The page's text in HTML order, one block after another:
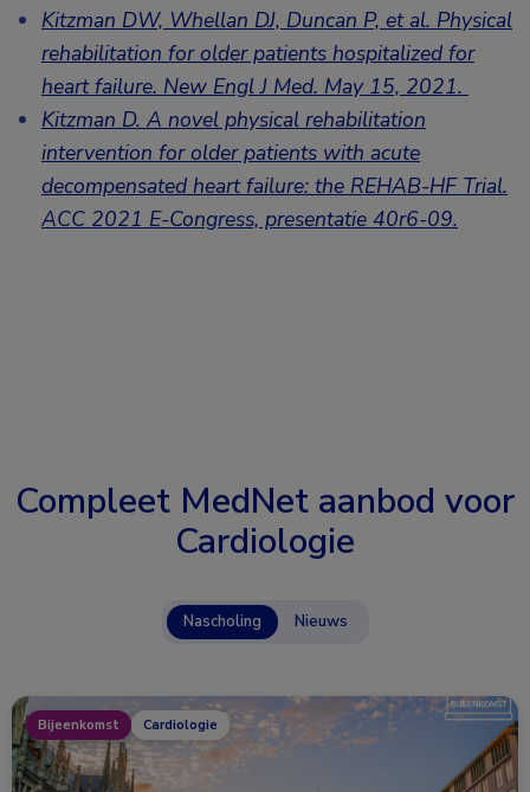
Kitzman DW, Whellan DJ, Duncan P, et al. Physical
rehabilitation for older patients hospitalized for
heart failure. New Engl J Med. May 15, 2021.
Kitzman D. A novel physical rehabilitation
intervention for older patients with acute
decompensated heart failure: the REHAB-HF Trial.
ACC 2021 E-Congress, presentatie 40r6-09.
Compleet MedNet aanbod voor
Cardiologie
Nascholing Nieuws
Bijeenkomst Cardiologie